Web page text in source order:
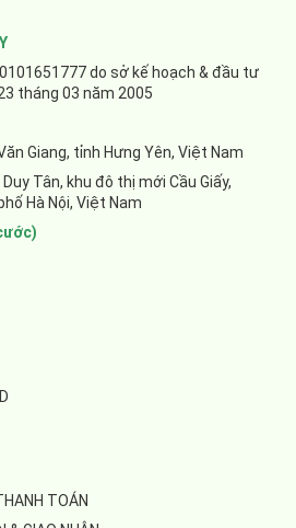
do sở kế hoạch & đầu tư
tháng 03 năm 2005
Giang, tỉnh Hưng Yên, Việt Nam
Tân, khu đô thị mới Cầu Giấy,
Hà Nội, Việt Nam
TOÁN